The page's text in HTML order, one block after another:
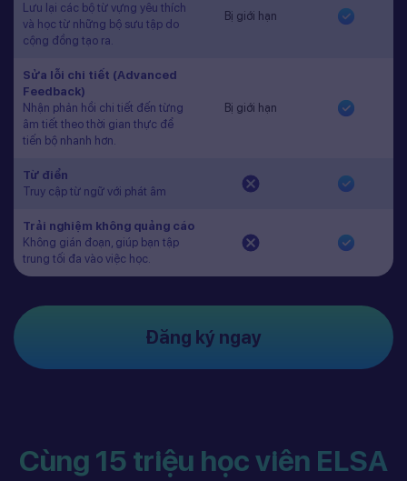
Lưu lại các bộ từ vựng yêu thích
và học từ những bộ sưu tập do
cộng đồng tạo ra.
Bị giới hạn
Sửa lỗi chi tiết (Advanced
Feedback)
Nhận phản hồi chi tiết đến từng
âm tiết theo thời gian thực để
tiến bộ nhanh hơn.
Bị giới hạn
Từ điển
Truy cập từ ngữ với phát âm
Trải nghiệm không quảng cáo
Không gián đoạn, giúp bạn tập
trung tối đa vào việc học.
Đăng ký ngay
Cùng 15 triệu học viên ELSA